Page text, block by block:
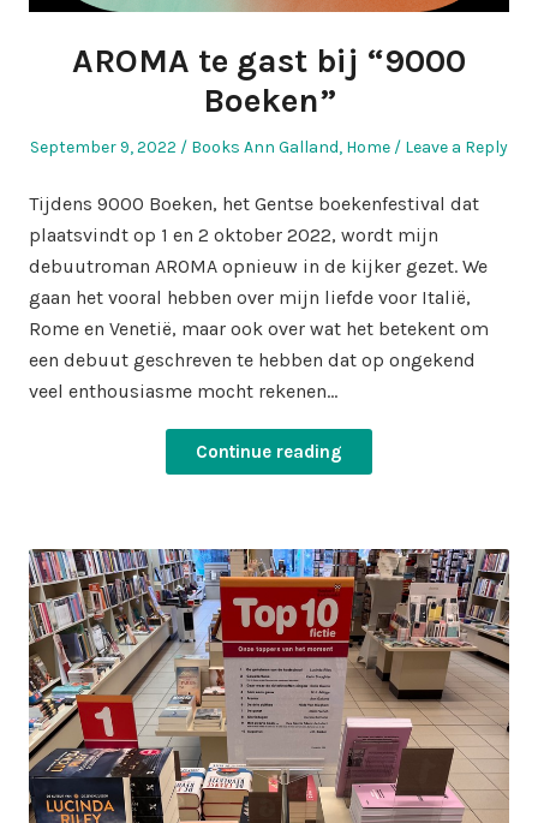
AROMA te gast bij “9000
Boeken”
Posted
September 9, 2022
Posted
Books Ann Galland, Home Leave a Reply
Tijdens 9000 Boeken, het Gentse boekenfestival dat
plaatsvindt op 1 en 2 oktober 2022, wordt mijn
debuutroman AROMA opnieuw in de kijker gezet. We
gaan het vooral hebben over mijn liefde voor Italië,
Rome en Venetië, maar ook over wat het betekent om
een debuut geschreven te hebben dat op ongekend
veel enthousiasme mocht rekenen…
Continue reading